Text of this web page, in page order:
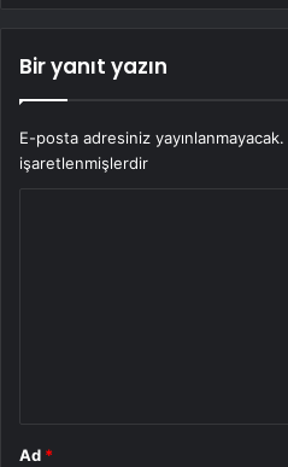
Bir yanıt yazın
E-posta adresiniz yayınlanmayacak.
işaretlenmişlerdir
Ad *